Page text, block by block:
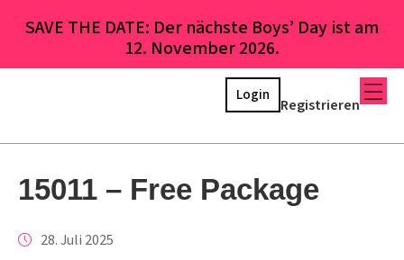
SAVE THE DATE: Der nächste Boys’ Day ist am
12. November 2026.
Registrieren
Login
15011 – Free Package
28. Juli 2025